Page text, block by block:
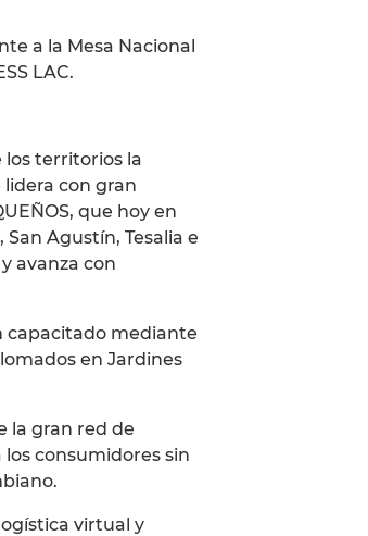
a la Mesa Nacional
LAC.
los territorios la
con gran
que hoy en
Agustín, Tesalia e
avanza con
capacitado mediante
en Jardines
la gran red de
consumidores sin
virtual y